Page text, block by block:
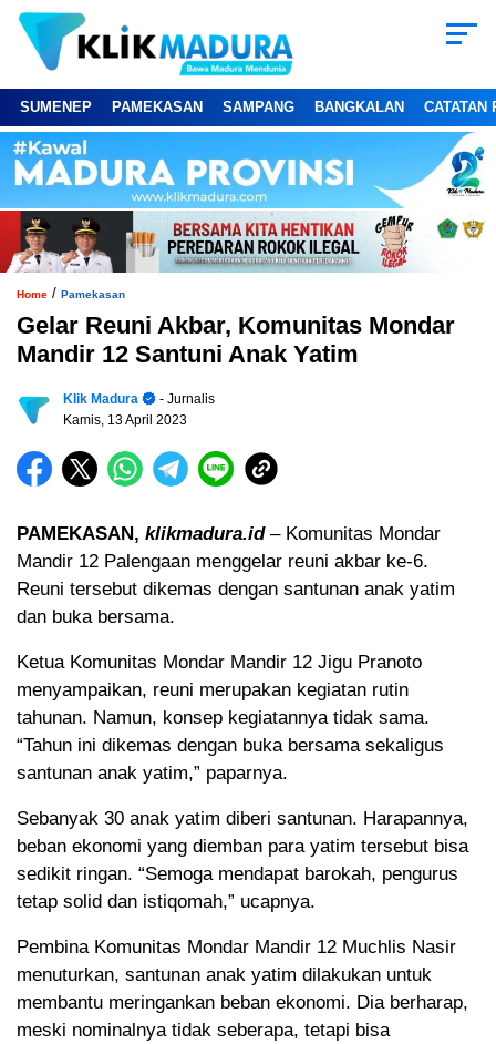
SUMENEP PAMEKASAN SAMPANG BANGKALAN CATATAN
Home / Pamekasan
Gelar Reuni Akbar, Komunitas Mondar
Mandir 12 Santuni Anak Yatim
Klik Madura
- Jurnalis
Kamis, 13 April 2023
PAMEKASAN, klikmadura.id– Komunitas Mondar
Mandir 12 Palengaan menggelar reuni akbar ke-6.
Reuni tersebut dikemas dengan santunan anak yatim
dan buka bersama.
Ketua Komunitas Mondar Mandir 12 Jigu Pranoto
menyampaikan, reuni merupakan kegiatan rutin
tahunan. Namun, konsep kegiatannya tidak sama.
“Tahun ini dikemas dengan buka bersama sekaligus
santunan anak yatim,” paparnya.
Sebanyak 30 anak yatim diberi santunan. Harapannya,
beban ekonomi yang diemban para yatim tersebut bisa
sedikit ringan. “Semoga mendapat barokah, pengurus
tetap solid dan istiqomah,” ucapnya.
Pembina Komunitas Mondar Mandir 12 Muchlis Nasir
menuturkan, santunan anak yatim dilakukan untuk
membantu meringankan beban ekonomi. Dia berharap,
meski nominalnya tidak seberapa, tetapi bisa